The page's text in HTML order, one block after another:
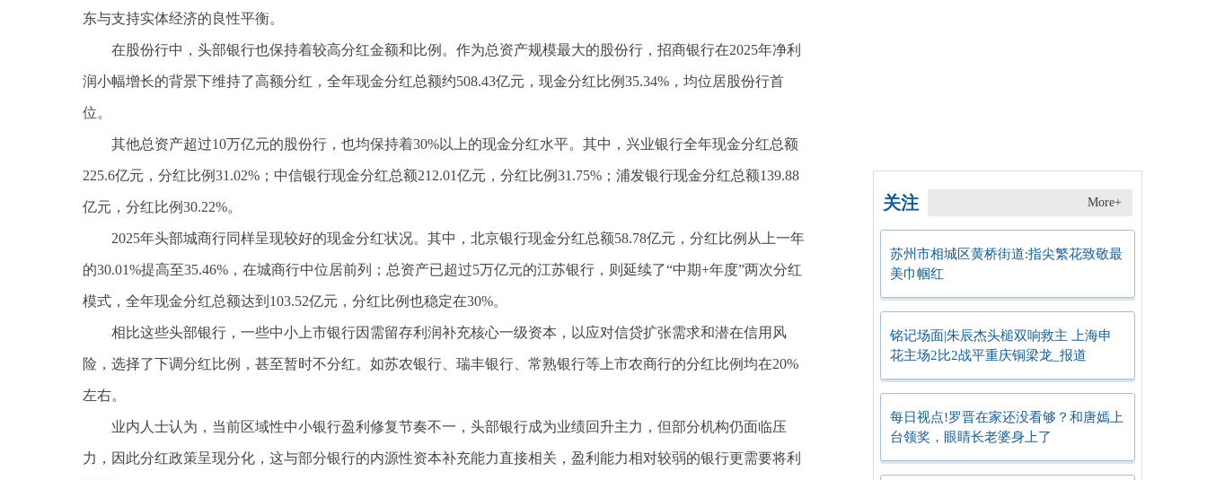
东与支持实体经济的良性平衡。
在股份行中，头部银行也保持着较高分红金额和比例。作为总资产规模最大的股份行，招商银行在2025年净利
润小幅增长的背景下维持了高额分红，全年现金分红总额约508.43亿元，现金分红比例35.34%，均位居股份行首
位。
其他总资产超过10万亿元的股份行，也均保持着30%以上的现金分红水平。其中，兴业银行全年现金分红总额
225.6亿元，分红比例31.02%；中信银行现金分红总额212.01亿元，分红比例31.75%；浦发银行现金分红总额139.88
亿元，分红比例30.22%。
2025年头部城商行同样呈现较好的现金分红状况。其中，北京银行现金分红总额58.78亿元，分红比例从上一年
的30.01%提高至35.46%，在城商行中位居前列；总资产已超过5万亿元的江苏银行，则延续了“中期+年度”两次分红
模式，全年现金分红总额达到103.52亿元，分红比例也稳定在30%。
相比这些头部银行，一些中小上市银行因需留存利润补充核心一级资本，以应对信贷扩张需求和潜在信用风
险，选择了下调分红比例，甚至暂时不分红。如苏农银行、瑞丰银行、常熟银行等上市农商行的分红比例均在20%
左右。
业内人士认为，当前区域性中小银行盈利修复节奏不一，头部银行成为业绩回升主力，但部分机构仍面临压
力，因此分红政策呈现分化，这与部分银行的内源性资本补充能力直接相关，盈利能力相对较弱的银行更需要将利
关注 More+
苏州市相城区黄桥街道:指尖繁花致敬最
美巾帼红
铭记场面|朱辰杰头槌双响救主 上海申
花主场2比2战平重庆铜梁龙_报道
每日视点!罗晋在家还没看够？和唐嫣上
台领奖，眼睛长老婆身上了